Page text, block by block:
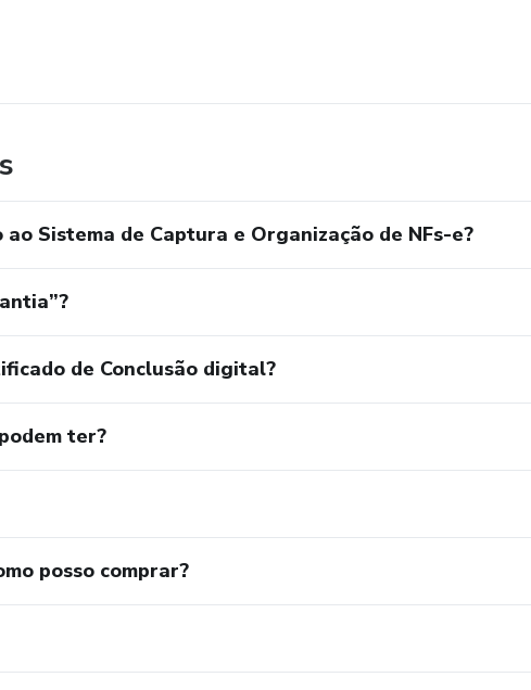
ao Sistema de Captura e Organização de NFs-e?
de Conclusão digital?
ter?
posso comprar?